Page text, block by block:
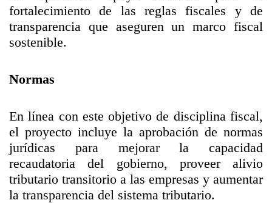
fortalecimiento de las reglas fiscales y de
transparencia que aseguren un marco fiscal
sostenible.
Normas
En línea con este objetivo de disciplina fiscal,
el proyecto incluye la aprobación de normas
jurídicas para mejorar la capacidad
recaudatoria del gobierno, proveer alivio
tributario transitorio a las empresas y aumentar
la transparencia del sistema tributario.